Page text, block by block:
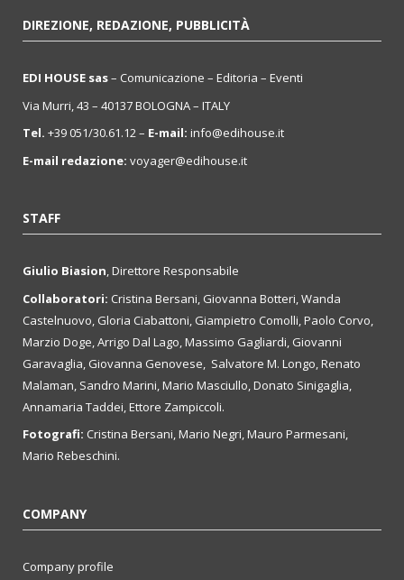
DIREZIONE, REDAZIONE, PUBBLICITÀ
EDI HOUSE sas– Comunicazione – Editoria – Eventi
Via Murri, 43 – 40137 BOLOGNA – ITALY
Tel. +39 051/30.61.12 – E-mail: info@edihouse.it
E-mail redazione: voyager@edihouse.it
STAFF
Giulio Biasion, Direttore Responsabile
Collaboratori: Cristina Bersani, Giovanna Botteri, Wanda
Castelnuovo, Gloria Ciabattoni, Giampietro Comolli, Paolo Corvo,
Marzio Doge, Arrigo Dal Lago, Massimo Gagliardi, Giovanni
Garavaglia, Giovanna Genovese, Salvatore M. Longo, Renato
Malaman, Sandro Marini, Mario Masciullo, Donato Sinigaglia,
Annamaria Taddei, Ettore Zampiccoli.
Fotografi: Cristina Bersani, Mario Negri, Mauro Parmesani,
Mario Rebeschini.
COMPANY
Company profile